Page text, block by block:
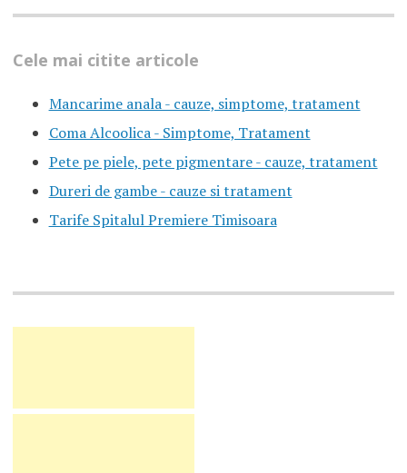
Cele mai citite articole
Mancarime anala - cauze, simptome, tratament
Coma Alcoolica - Simptome, Tratament
Pete pe piele, pete pigmentare - cauze, tratament
Dureri de gambe - cauze si tratament
Tarife Spitalul Premiere Timisoara